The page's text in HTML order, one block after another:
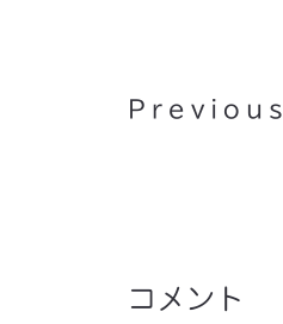
Previous
コメント